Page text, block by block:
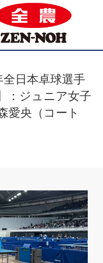
全日本卓球選手
：ジュニア女子
愛央（コート